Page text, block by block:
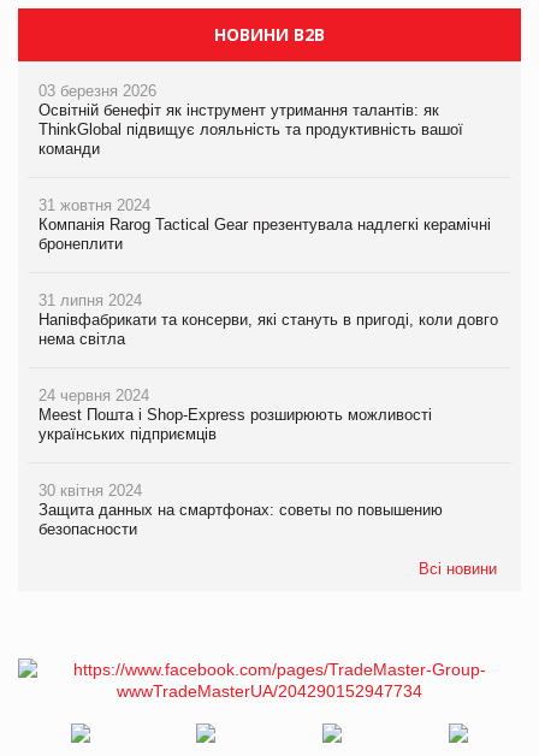
НОВИНИ B2B
03 березня 2026
Освітній бенефіт як інструмент утримання талантів: як
ThinkGlobal підвищує лояльність та продуктивність вашої
команди
31 жовтня 2024
Компанія Rarog Tactical Gear презентувала надлегкі керамічні
бронеплити
31 липня 2024
Напівфабрикати та консерви, які стануть в пригоді, коли довго
нема світла
24 червня 2024
Meest Пошта і Shop-Express розширюють можливості
українських підприємців
30 квітня 2024
Защита данных на смартфонах: советы по повышению
безопасности
Всі новини